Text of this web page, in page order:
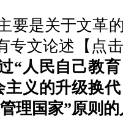
要是关于文革
专文论述 【点
“人民自己教
义的升级换
理国家”原则